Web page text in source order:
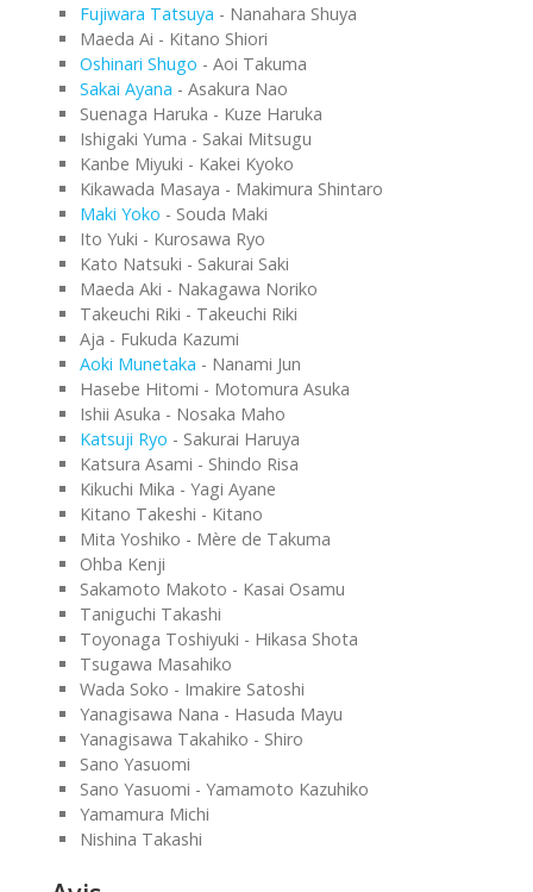
Fujiwara Tatsuya - Nanahara Shuya
Maeda Ai - Kitano Shiori
Oshinari Shugo - Aoi Takuma
Sakai Ayana - Asakura Nao
Suenaga Haruka - Kuze Haruka
Ishigaki Yuma - Sakai Mitsugu
Kanbe Miyuki - Kakei Kyoko
Kikawada Masaya - Makimura Shintaro
Maki Yoko - Souda Maki
Ito Yuki - Kurosawa Ryo
Kato Natsuki - Sakurai Saki
Maeda Aki - Nakagawa Noriko
Takeuchi Riki - Takeuchi Riki
Aja - Fukuda Kazumi
Aoki Munetaka - Nanami Jun
Hasebe Hitomi - Motomura Asuka
Ishii Asuka - Nosaka Maho
Katsuji Ryo - Sakurai Haruya
Katsura Asami - Shindo Risa
Kikuchi Mika - Yagi Ayane
Kitano Takeshi - Kitano
Mita Yoshiko - Mère de Takuma
Ohba Kenji
Sakamoto Makoto - Kasai Osamu
Taniguchi Takashi
Toyonaga Toshiyuki - Hikasa Shota
Tsugawa Masahiko
Wada Soko - Imakire Satoshi
Yanagisawa Nana - Hasuda Mayu
Yanagisawa Takahiko - Shiro
Sano Yasuomi
Sano Yasuomi - Yamamoto Kazuhiko
Yamamura Michi
Nishina Takashi